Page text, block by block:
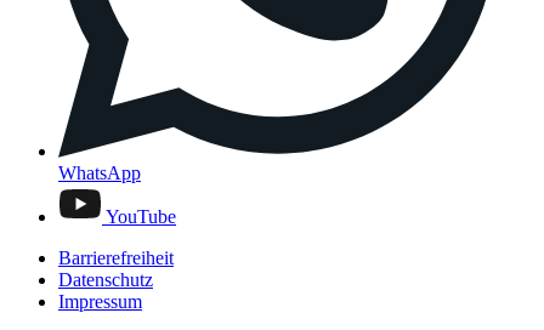
WhatsApp
YouTube
Barrierefreiheit
Datenschutz
Impressum